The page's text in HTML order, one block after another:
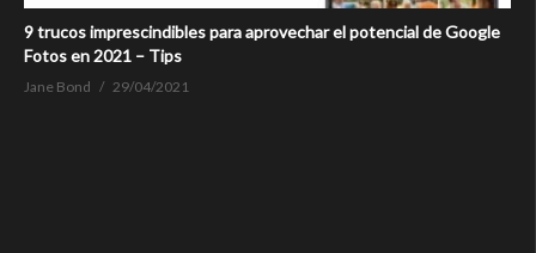
9 trucos imprescindibles para aprovechar el potencial de Google
Fotos en 2021 – Tips
Jane Bond 29/04/2021